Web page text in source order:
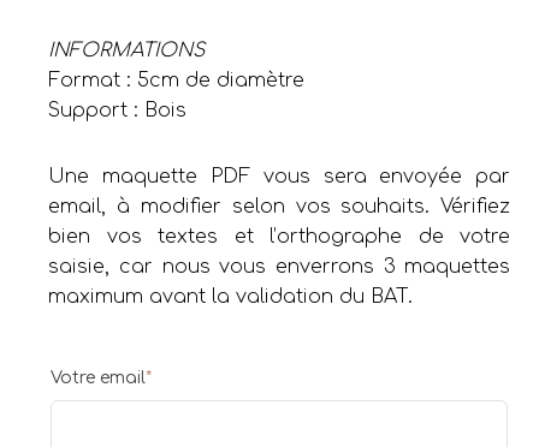
INFORMATIONS
Format : 5cm de diamètre
Support : Bois
Une maquette PDF vous sera envoyée par
email, à modifier selon vos souhaits. Vérifiez
bien vos textes et l’orthographe de votre
saisie, car nous vous enverrons 3 maquettes
maximum avant la validation du BAT.
Votre email*